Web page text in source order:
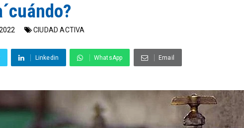
CIUDAD ACTIVA
Linkedin WhatsApp Email